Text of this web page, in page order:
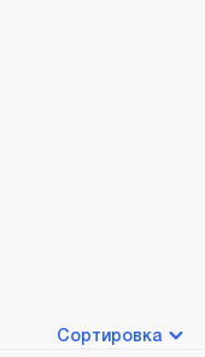
Сортировка